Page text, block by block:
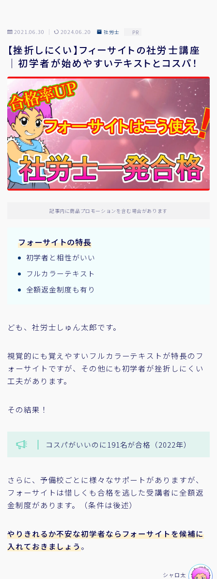
2021.06.30 2024.06.20 社労士 PR
【挫折しにくい】フィーサイトの社労士講座
｜初学者が始めやすいテキストとコスパ！
記事内に商品プロモーションを含む場合があります
フォーサイトの特長
初学者と相性がいい
フルカラーテキスト
全額返金制度も有り
ども、社労士しゅん太郎です。
視覚的にも覚えやすいフルカラーテキストが特長のフ
ォーサイトですが、その他にも初学者が挫折しにくい
工夫があります。
その結果！
コスパがいいのに191名が合格（2022年）
さらに、予備校ごとに様々なサポートがありますが、
フォーサイトは惜しくも合格を逃した受講者に全額返
金制度があります。（条件は後述）
やりきれるか不安な初学者ならフォーサイトを候補に
入れておきましょう。
シャロ太